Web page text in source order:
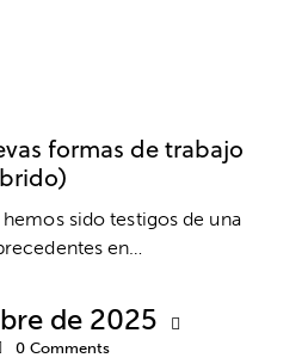
formas de trabajo
sido testigos de una
en…
de 2025
0 Comments